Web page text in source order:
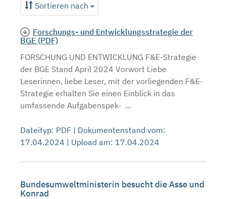
Sortieren nach
Forschungs- und Entwicklungsstrategie der
BGE (PDF)
FORSCHUNG UND ENTWICKLUNG F&E-Strategie
der BGE Stand April 2024 Vorwort Liebe
Leserinnen, liebe Leser, mit der vorliegenden F&E-
Strategie erhalten Sie einen Einblick in das
umfassende Aufgabenspek- ...
Dateityp: PDF | Dokumentenstand vom:
17.04.2024 | Upload am: 17.04.2024
Bundesumweltministerin besucht die Asse und
Konrad